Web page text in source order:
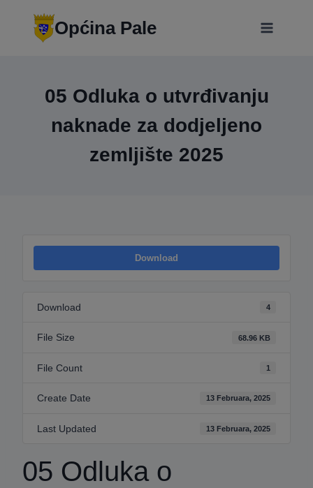
Općina Pale
05 Odluka o utvrđivanju
naknade za dodjeljeno
zemljište 2025
Download
Download 4
File Size 68.96 KB
File Count 1
Create Date 13 Februara, 2025
Last Updated 13 Februara, 2025
05 Odluka o